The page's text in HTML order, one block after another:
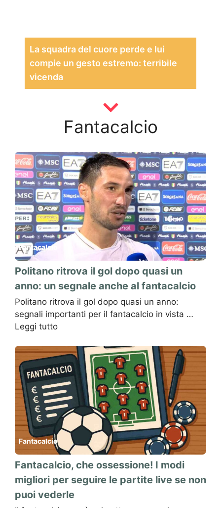
La squadra del cuore perde e lui
compie un gesto estremo: terribile
vicenda
Fantacalcio
Fantacalcio
Politano ritrova il gol dopo quasi un
anno: un segnale anche al fantacalcio
Politano ritrova il gol dopo quasi un anno:
segnali importanti per il fantacalcio in vista …
Leggi tutto
Fantacalcio
Fantacalcio, che ossessione! I modi
migliori per seguire le partite live se non
puoi vederle